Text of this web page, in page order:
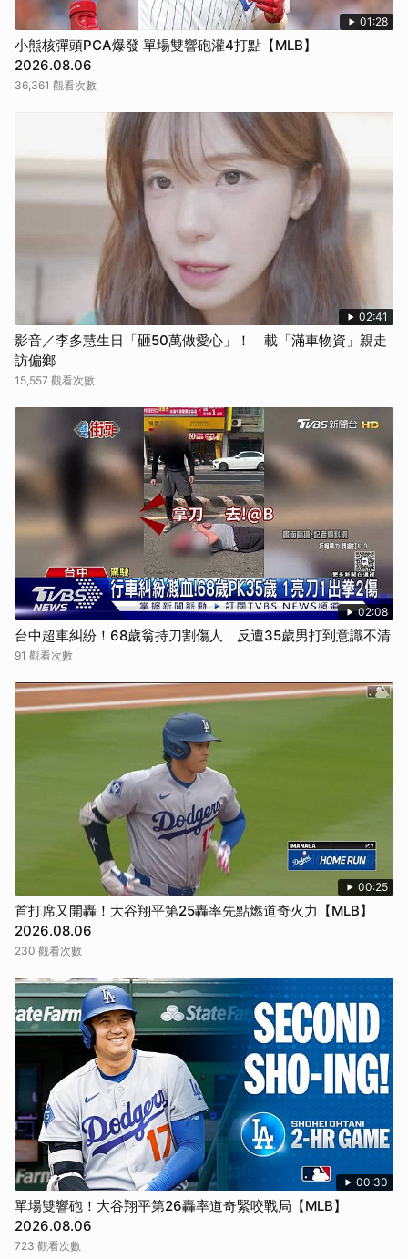
01:28
小熊核彈頭PCA爆發 單場雙響砲灌4打點【MLB】
2026.08.06
36,361 觀看次數
02:41
影音／李多慧生日「砸50萬做愛心」！ 載「滿車物資」親走
訪偏鄉
15,557 觀看次數
02:08
台中超車糾紛！68歲翁持刀割傷人 反遭35歲男打到意識不清
91 觀看次數
00:25
首打席又開轟！大谷翔平第25轟率先點燃道奇火力【MLB】
2026.08.06
230 觀看次數
00:30
單場雙響砲！大谷翔平第26轟率道奇緊咬戰局【MLB】
2026.08.06
723 觀看次數